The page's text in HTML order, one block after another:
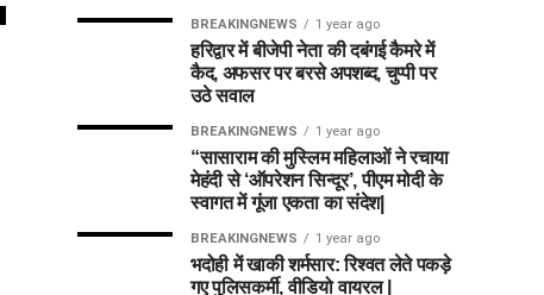
BREAKINGNEWS 1 year ago
हरिद्वार में बीजेपी नेता की दबंगई कैमरे में
कैद, अफसर पर बरसे अपशब्द, चुप्पी पर
उठे सवाल
BREAKINGNEWS 1 year ago
“सासाराम की मुस्लिम महिलाओं ने रचाया
मेहंदी से ‘ऑपरेशन सिन्दूर’, पीएम मोदी के
स्वागत में गूंजा एकता का संदेश|
BREAKINGNEWS 1 year ago
भदोही में खाकी शर्मसार: रिश्वत लेते पकड़े
गए पुलिसकर्मी, वीडियो वायरल |